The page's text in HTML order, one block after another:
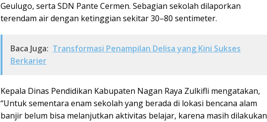
Geulugo, serta SDN Pante Cermen. Sebagian sekolah dilaporkan
terendam air dengan ketinggian sekitar 30–80 sentimeter.
Baca Juga: Transformasi Penampilan Delisa yang Kini Sukses
Berkarier
Kepala Dinas Pendidikan Kabupaten Nagan Raya Zulkifli mengatakan,
“Untuk sementara enam sekolah yang berada di lokasi bencana alam
banjir belum bisa melanjutkan aktivitas belajar, karena masih dilakukan